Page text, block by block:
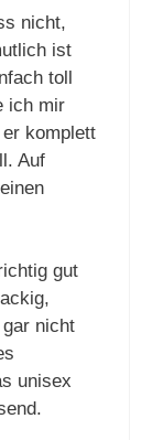
nicht,
ist
toll
ich mir
komplett
Auf
gut
nicht
unisex